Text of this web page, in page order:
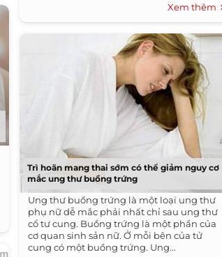
Xem thêm
Trì hoãn mang thai sớm có thể giảm nguy cơ
mắc ung thư buồng trứng
Ung thư buồng trứng là một loại ung thư
phụ nữ dễ mắc phải nhất chỉ sau ung thư
cổ tư cung. Buồng trứng là một phần của
cơ quan sinh sản nữ. Ở mỗi bên của tử
cung có một buồng trứng. Ung...